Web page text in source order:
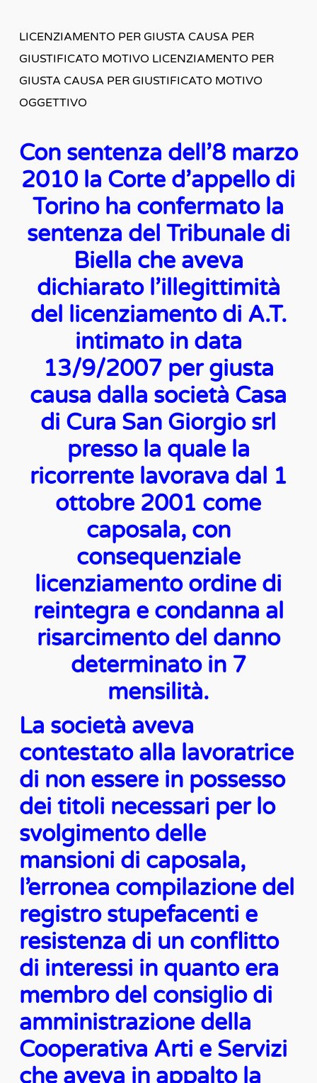
LICENZIAMENTO PER GIUSTA CAUSA PER
GIUSTIFICATO MOTIVO LICENZIAMENTO PER
GIUSTA CAUSA PER GIUSTIFICATO MOTIVO
OGGETTIVO
Con sentenza dell’8 marzo
2010 la Corte d’appello di
Torino ha confermato la
sentenza del Tribunale di
Biella che aveva
dichiarato l’illegittimità
del licenziamento di A.T.
intimato in data
13/9/2007 per giusta
causa dalla società Casa
di Cura San Giorgio srl
presso la quale la
ricorrente lavorava dal 1
ottobre 2001 come
caposala, con
consequenziale
licenziamento ordine di
reintegra e condanna al
risarcimento del danno
determinato in 7
mensilità.
La società aveva
contestato alla lavoratrice
di non essere in possesso
dei titoli necessari per lo
svolgimento delle
mansioni di caposala,
l’erronea compilazione del
registro stupefacenti e
resistenza di un conflitto
di interessi in quanto era
membro del consiglio di
amministrazione della
Cooperativa Arti e Servizi
che aveva in appalto la